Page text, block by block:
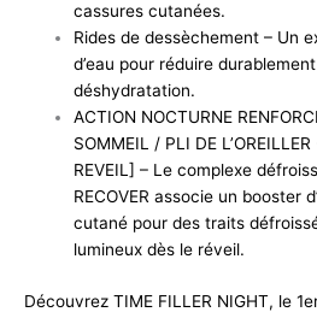
cassures cutanées.
Rides de dessèchement – Un
d’eau pour réduire
déshydratation.
ACTION NOCTURNE
SOMMEIL / PLI DE
REVEIL] – Le complexe
RECOVER associe un booster
cutané pour des traits
lumineux dès le réveil.
Découvrez TIME FILLER NIGHT, le